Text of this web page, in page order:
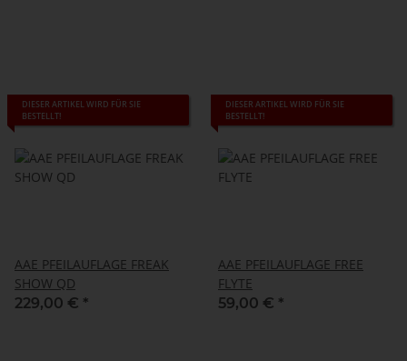
DIESER ARTIKEL WIRD FÜR SIE
BESTELLT!
AAE PFEILAUFLAGE FREAK
SHOW QD
229,00 € *
DIESER ARTIKEL WIRD FÜR SIE
BESTELLT!
AAE PFEILAUFLAGE FREE
FLYTE
59,00 € *